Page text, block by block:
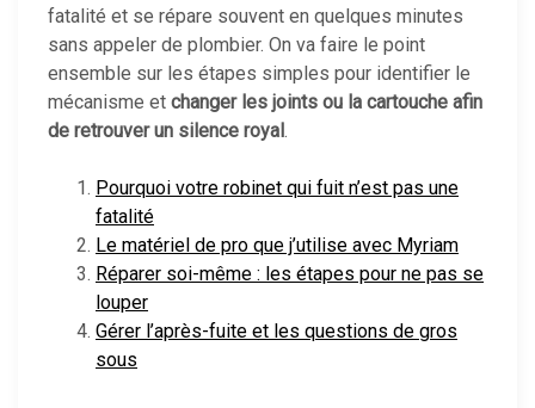
fatalité et se répare souvent en quelques minutes
sans appeler de plombier. On va faire le point
ensemble sur les étapes simples pour identifier le
mécanisme et changer les joints ou la cartouche afin
de retrouver un silence royal.
Pourquoi votre robinet qui fuit n’est pas une
fatalité
Le matériel de pro que j’utilise avec Myriam
Réparer soi-même : les étapes pour ne pas se
louper
Gérer l’après-fuite et les questions de gros
sous